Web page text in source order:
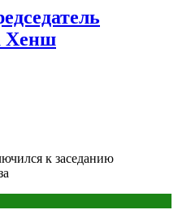
Хенш
к заседанию